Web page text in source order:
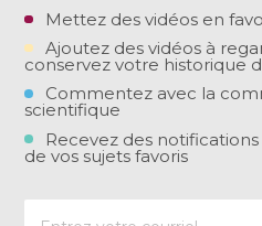
Mettez des vidéos en
Ajoutez des vidéos à
conservez votre historique
Commentez avec la
scientifique
Recevez des
de vos sujets favoris